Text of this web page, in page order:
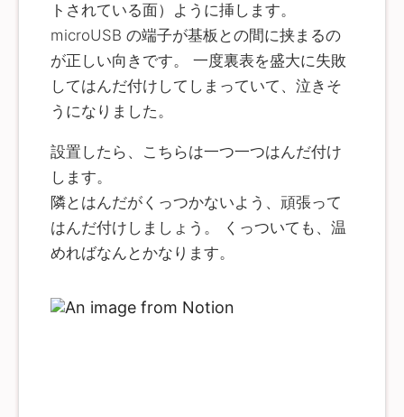
トされている面）ように挿します。
microUSB の端子が基板との間に挟まるの
が正しい向きです。 一度裏表を盛大に失敗
してはんだ付けしてしまっていて、泣きそ
うになりました。
設置したら、こちらは一つ一つはんだ付け
します。
隣とはんだがくっつかないよう、頑張って
はんだ付けしましょう。 くっついても、温
めればなんとかなります。